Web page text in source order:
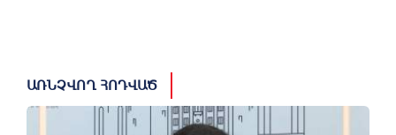
ԱՌՆՉՎՈՂ ՀՈԴՎԱԾ